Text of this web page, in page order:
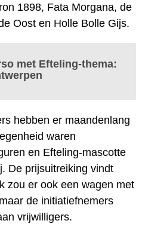
1898, Fata Morgana, de
Oost en Holle Bolle Gijs.
met Efteling-thema:
hebben er maandenlang
waren
en Efteling-mascotte
De prijsuitreiking vindt
zou er ook een wagen met
de initiatiefnemers
vrijwilligers.